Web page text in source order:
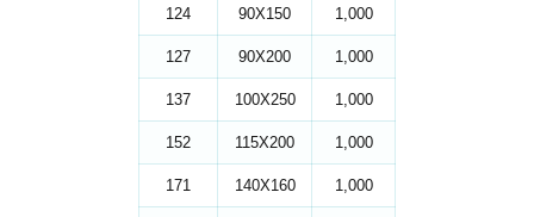
124 90X150 1,000
127 90X200 1,000
137 100X250 1,000
152 115X200 1,000
171 140X160 1,000